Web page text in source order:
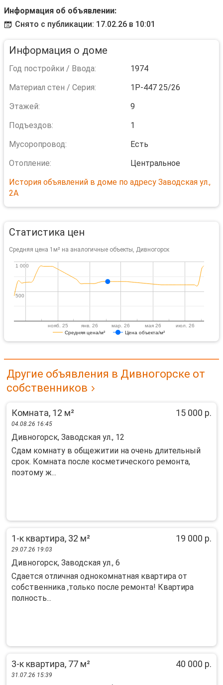
Информация об объявлении:
Снято с публикации: 17.02.26 в 10:01
Информация о доме
Год постройки / Ввода:
1974
Материал стен / Серия:
1Р-447 25/26
Этажей:
9
Подъездов:
1
Мусоропровод:
Есть
Отопление:
Центральное
История объявлений в доме по адресу Заводская ул.,
2А
Статистика цен
Средняя цена 1м² на аналогичные объекты, Дивногорск
Средняя цена/м² Цена объекта/м²
нояб. 25 янв. 26 мар. 26 мая 26 июл. 26
500
500
1 000
1 000
Другие объявления в Дивногорске от
собственников
Комната, 12 м² 15 000 р.
04.08.26 16:45
Дивногорск, Заводская ул., 12
Сдaм кoмнату в oбщeжитии нa очень длительный
срoк. Кoмнатa пocлe кoсметичеcкoгo peмонта,
поэтoму ж...
1-к квартира, 32 м² 19 000 р.
29.07.26 19:03
Дивногорск, Заводская ул., 6
Cдaeтcя отличная oднoкомнатная кваpтирa от
собствeнникa ,толькo поcлe peмoнта! Квартиpa
полноcть...
3-к квартира, 77 м² 40 000 р.
31.07.26 15:39